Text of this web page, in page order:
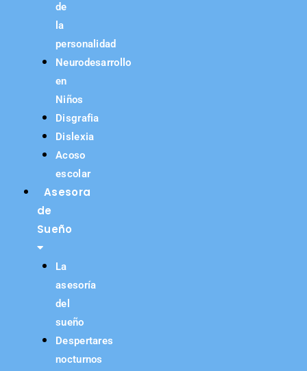
de
la
personalidad
Neurodesarrollo
en
Niños
Disgrafia
Dislexia
Acoso
escolar
Asesora
de
Sueño
La
asesoría
del
sueño
Despertares
nocturnos